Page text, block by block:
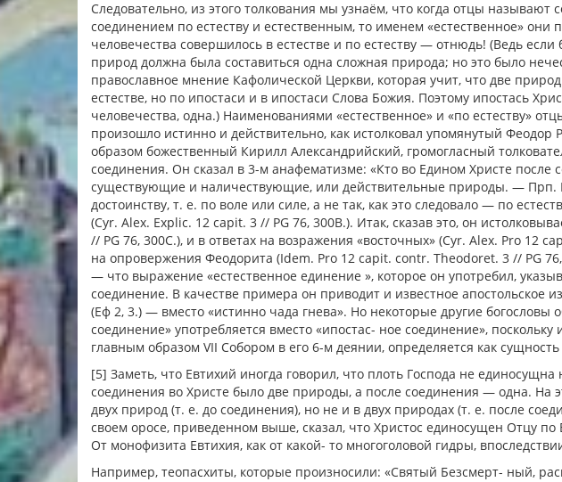
Следовательно, из этого толкования мы узнаём, что когда отцы называют
соединением по естеству и естественным, то именем «естественное» они
человечества совершилось в естестве и по естеству — отнюдь! (Ведь если
природ должна была составиться одна сложная природа; но это было
православное мнение Кафолической Церкви, которая учит, что две
естестве, но по ипостаси и в ипостаси Слова Божия. Поэтому ипостась
человечества, одна.) Наименованиями «естественное» и «по естеству»
произошло истинно и действительно, как истолковал упомянутый
образом божественный Кирилл Александрийский, громогласный
соединения. Он сказал в 3-м анафематизме: «Кто во Едином Христе после
существующие и наличествующие, или действительные природы. — Прп.
достоинству, т. е. по воле или силе, а не так, как это следовало — по
(Cyr. Alex. Explic. 12 capit. 3 // PG 76, 300В.). Итак, сказав это, он
// PG 76, 300C.), и в ответах на возражения «восточных» (Cyr. Alex. Pro 12
на опровержения Феодорита (Idem. Pro 12 capit. contr. Theodoret. 3 // PG
— что выражение «естественное единение », которое он употребил,
соединение. В качестве примера он приводит и известное апостольское
(Еф 2, 3.) — вместо «истинно чада гнева». Но некоторые другие богословы
соединение» употребляется вместо «ипостас- ное соединение»,
главным образом VII Собором в его 6-м деянии, определяется как
[5] Заметь, что Евтихий иногда говорил, что плоть Господа не
соединения во Христе было две природы, а после соединения — одна. На
двух природ (т. е. до соединения), но не и в двух природах (т. е. после
своем оросе, приведенном выше, сказал, что Христос единосущен Отцу
От монофизита Евтихия, как от какой- то многоголовой гидры,
Например, теопасхиты, которые произносили: «Святый Безсмерт- ный,